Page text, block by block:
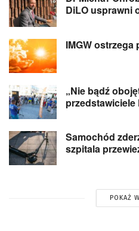
DiLO usprawni
IMGW ostrzega
„Nie bądź
przedstawiciele
Samochód
szpitala
POKAŻ